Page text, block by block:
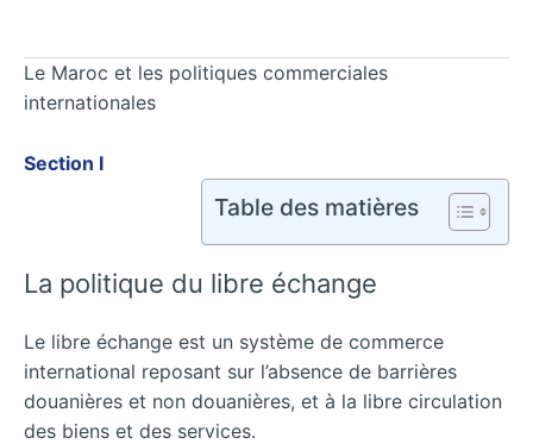
Le Maroc et les politiques commerciales
internationales
Section I
Table des matières
La politique du libre échange
Le libre échange est un système de commerce
international reposant sur l’absence de barrières
douanières et non douanières, et à la libre circulation
des biens et des services.